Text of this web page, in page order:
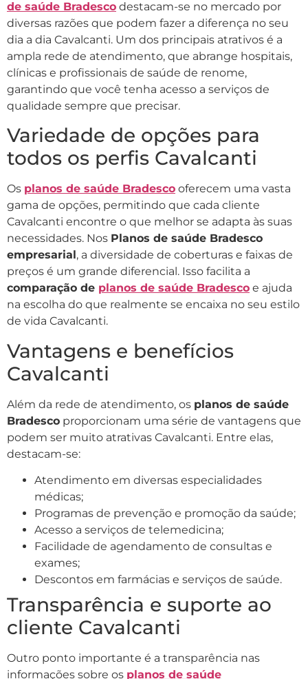
de saúde Bradesco destacam-se no mercado por
diversas razões que podem fazer a diferença no seu
dia a dia Cavalcanti. Um dos principais atrativos é a
ampla rede de atendimento, que abrange hospitais,
clínicas e profissionais de saúde de renome,
garantindo que você tenha acesso a serviços de
qualidade sempre que precisar.
Variedade de opções para
todos os perfis Cavalcanti
Os planos de saúde Bradesco oferecem uma vasta
gama de opções, permitindo que cada cliente
Cavalcanti encontre o que melhor se adapta às suas
necessidades. Nos Planos de saúde Bradesco
empresarial, a diversidade de coberturas e faixas de
preços é um grande diferencial. Isso facilita a
comparação de planos de saúde Bradesco e ajuda
na escolha do que realmente se encaixa no seu estilo
de vida Cavalcanti.
Vantagens e benefícios
Cavalcanti
Além da rede de atendimento, os planos de saúde
Bradesco proporcionam uma série de vantagens que
podem ser muito atrativas Cavalcanti. Entre elas,
destacam-se:
Atendimento em diversas especialidades
médicas;
Programas de prevenção e promoção da saúde;
Acesso a serviços de telemedicina;
Facilidade de agendamento de consultas e
exames;
Descontos em farmácias e serviços de saúde.
Transparência e suporte ao
cliente Cavalcanti
Outro ponto importante é a transparência nas
informações sobre os planos de saúde